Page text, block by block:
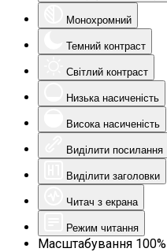
Монохромний
Темний контраст
Світлий контраст
Низька насиченість
Висока насиченість
Виділити посилання
Виділити заголовки
Читач з екрана
Режим читання
Масштабування 100%